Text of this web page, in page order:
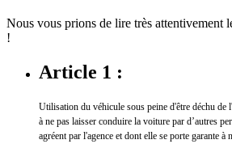
Nous vous prions de lire très attentivement
!
Article 1 :
Utilisation du véhicule sous peine d'être déchu de
à ne pas laisser conduire la voiture par d’autres
agréent par l'agence et dont elle se porte garante